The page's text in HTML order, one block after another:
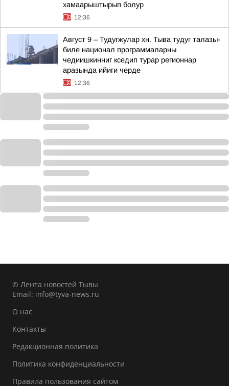
хамаарыштырып болур
12:36
Август 9 – Тудугжулар хн. Тыва тудуг талазы-
биле национал программаларны
чедиишкинниг кседип турар регионнар
аразында ийиги черде
12:36
© Лента новостей Тывы
Email: info@tyva-news.ru
О нас
Контакты
Редакционная политика
Политика конфиденциальности
Правила пользования сайтом